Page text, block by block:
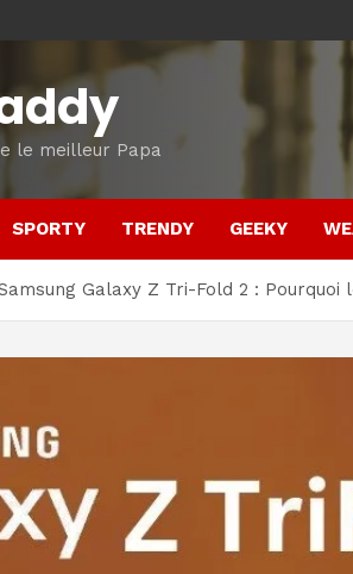
le meilleur Papa
SPORTY TRENDY GEEKY
Galaxy Z Tri-Fold 2 :